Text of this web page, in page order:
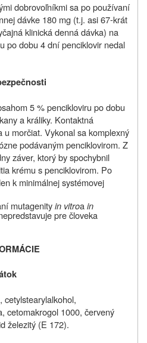
dobrovoľníkmi sa po používaní
dávke 180 mg (t.j. asi 67-krát
klinická denná dávka) na
po dobu 4 dní penciklovir nedal
5 % pencikloviru po dobu
a králiky. Kontaktná
u morčiat. Vykonal sa komplexný
podávaným penciklovirom. Z
záver, ktorý by spochybnil
krému s penciklovirom. Po
k minimálnej systémovej
mutagenityin vitroain
pre človeka
cetylstearylalkohol,
cetomakrogol 1000, červený
železitý (E 172).